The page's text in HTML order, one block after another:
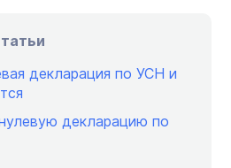
декларация по УСН и
декларацию по